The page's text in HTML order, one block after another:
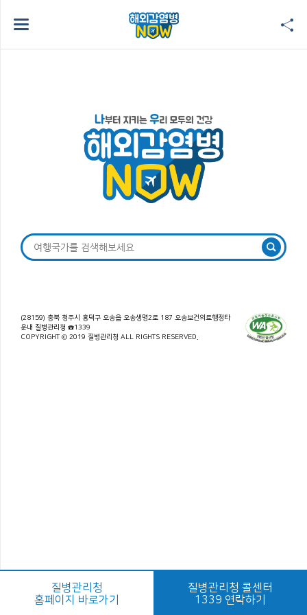
(28159) 충북 청주시 흥덕구 오송읍 오송생명2로 187 오송보건의료행정타
운내 질병관리청 ☎1339
COPYRIGHT © 2019 질병관리청 ALL RIGHTS RESERVED.
질병관리청
홈페이지 바로가기
질병관리청 콜센터
1339 연락하기